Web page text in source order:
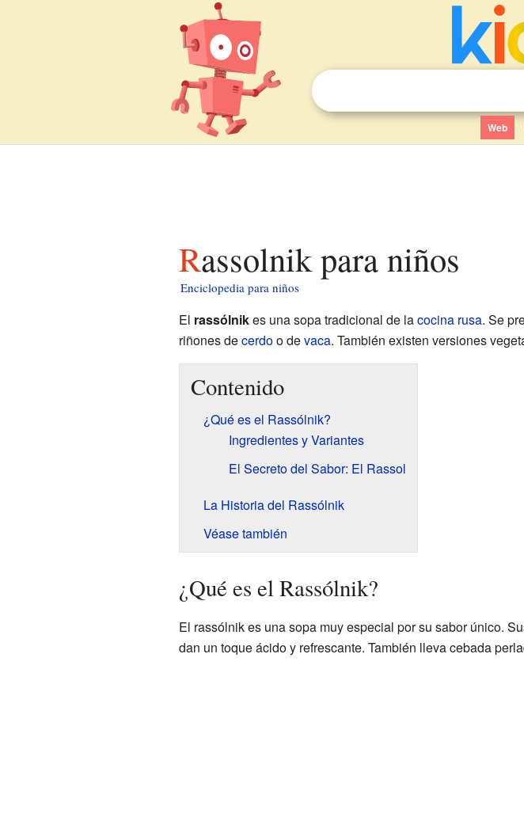
Web
Rassolnik para niños
Enciclopedia para niños
El rassólnikes una sopa tradicional de lacocina rusa. Se
riñones decerdoo devaca. También existen versiones
Contenido
¿Qué es el Rassólnik?
Ingredientes y Variantes
El Secreto del Sabor: El Rassol
La Historia del Rassólnik
Véase también
¿Qué es el Rassólnik?
El rassólnik es una sopa muy especial por su sabor único.
dan un toque ácido y refrescante. También lleva cebada